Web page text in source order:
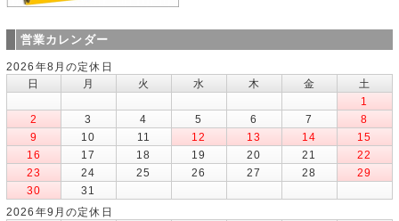
営業カレンダー
2026年8月の定休日
日
月 火 水 木 金
土
1
2
3 4 5 6 7
8
9
10 11 12 13 14
15
16
17 18 19 20 21
22
23
24 25 26 27 28
29
30
31
2026年9月の定休日